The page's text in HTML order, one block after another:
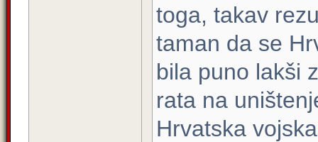
toga, takav
taman da se
bila puno lakši
rata na
Hrvatska